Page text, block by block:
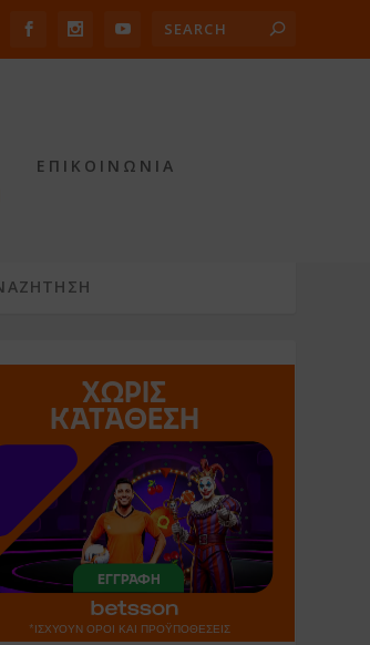
ΕΠΙΚΟΙΝΩΝΙΑ